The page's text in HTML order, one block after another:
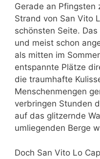
Gerade an Pfingsten
Strand von San Vito
schönsten Seite.
und meist schon
als mitten im
entspannte Plätze
die traumhafte
Menschenmengen
verbringen Stunden
auf das glitzernde
umliegenden Berge
Doch San Vito Lo